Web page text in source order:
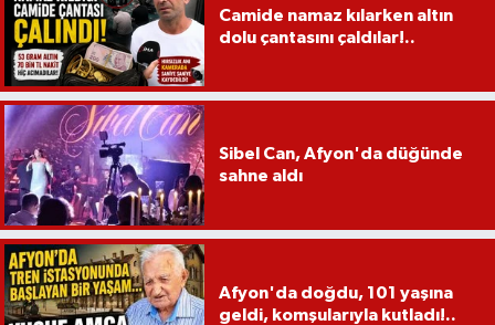
Camide namaz kılarken altın
dolu çantasını çaldılar!..
Sibel Can, Afyon'da düğünde
sahne aldı
Afyon'da doğdu, 101 yaşına
geldi, komşularıyla kutladı!..